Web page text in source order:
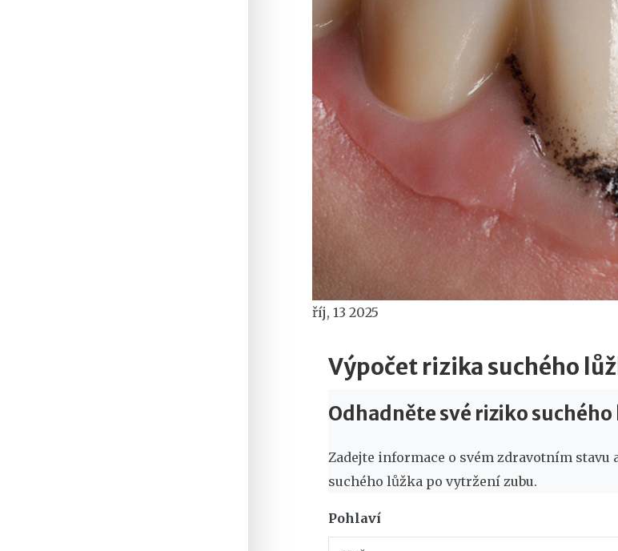
říj, 13 2025
Výpočet rizika suchého
Odhadněte své riziko suchého
Zadejte informace o svém zdravotním
suchého lůžka po vytržení zubu.
Pohlaví